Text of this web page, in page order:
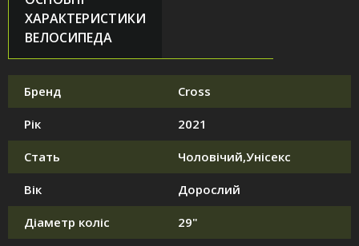
ХАРАКТЕРИСТИКИ
ВЕЛОСИПЕДА
Бренд Cross
Рік 2021
Стать Чоловічий,Унісекс
Вік Дорослий
Діаметр коліс 29"